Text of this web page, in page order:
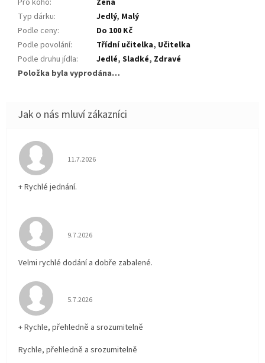
Pro koho:
Žena
Typ dárku: Jedlý, Malý
Podle ceny:
Do 100 Kč
Podle povolání: Třídní učitelka, Učitelka
Podle druhu jídla: Jedlé, Sladké, Zdravé
Položka byla vyprodána…
Hodnocení obchodu je 5 z 5 hvězdiček.
11.7.2026
+ Rychlé jednání.
Hodnocení obchodu je 5 z 5 hvězdiček.
9.7.2026
Velmi rychlé dodání a dobře zabalené.
Hodnocení obchodu je 5 z 5 hvězdiček.
5.7.2026
+ Rychle, přehledně a srozumitelně
Rychle, přehledně a srozumitelně